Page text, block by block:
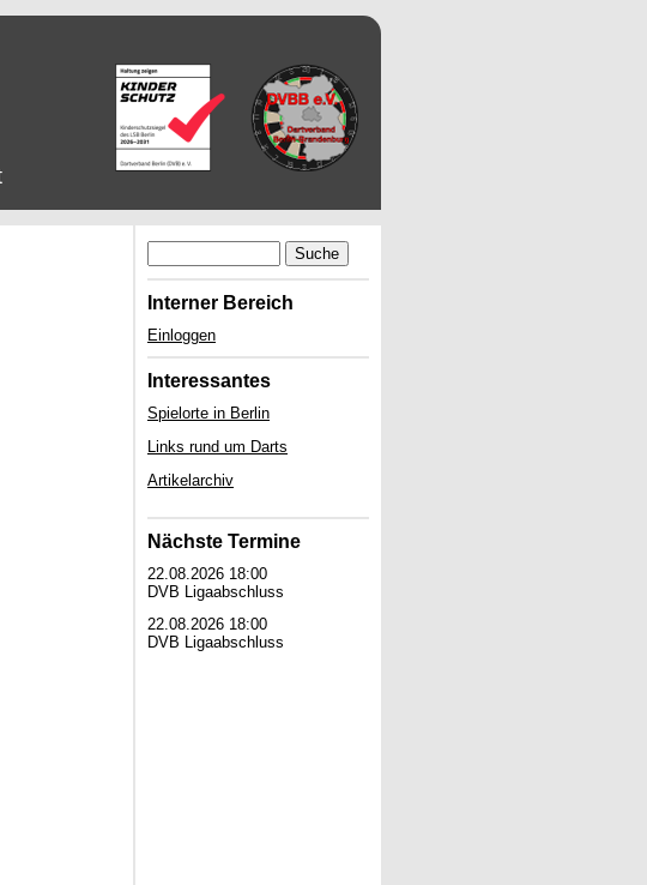
Suche
Interner Bereich
Einloggen
Interessantes
Spielorte in Berlin
Links rund um Darts
Artikelarchiv
Nächste Termine
22.08.2026 18:00
DVB Ligaabschluss
22.08.2026 18:00
DVB Ligaabschluss